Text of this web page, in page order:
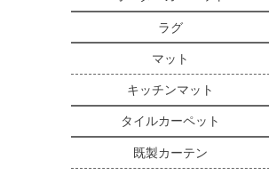
ラグ
マット
キッチンマット
タイルカーペット
既製カーテン